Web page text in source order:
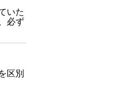
いた
必ず
区別